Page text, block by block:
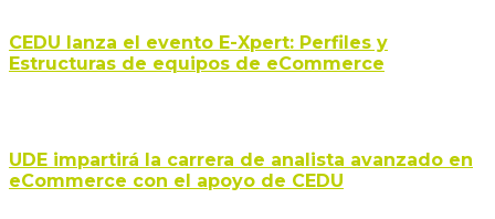
CEDU lanza el evento E-Xpert: Perfiles y
Estructuras de equipos de eCommerce
UDE impartirá la carrera de analista avanzado en
eCommerce con el apoyo de CEDU